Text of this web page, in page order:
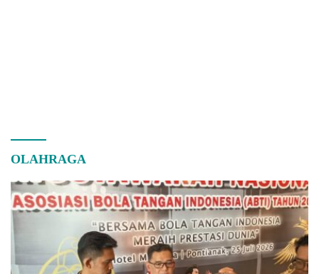
OLAHRAGA